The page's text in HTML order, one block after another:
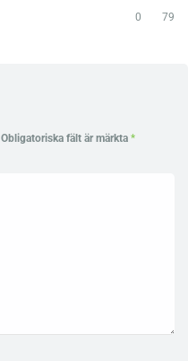
0 79
Obligatoriska fält är märkta *